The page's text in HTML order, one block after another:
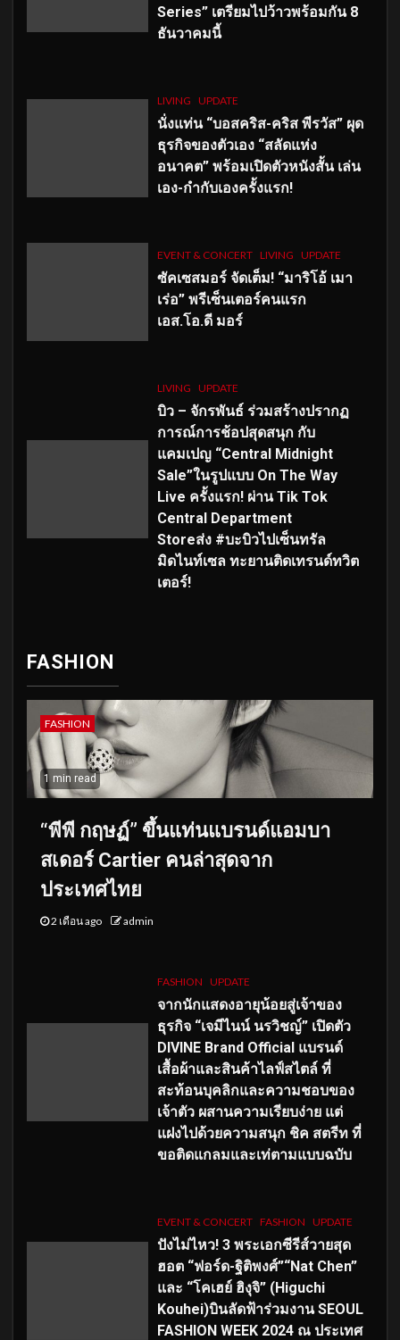
Series” เตรียมไปว้าวพร้อมกัน 8
ธันวาคมนี้
LIVING UPDATE
นั่งแท่น “บอสคริส-คริส พีรวัส” ผุด
ธุรกิจของตัวเอง “สลัดแห่ง
อนาคต” พร้อมเปิดตัวหนังสั้น เล่น
เอง-กำกับเองครั้งแรก!
EVENT & CONCERT LIVING UPDATE
ซัคเซสมอร์ จัดเต็ม! “มาริโอ้ เมา
เร่อ” พรีเซ็นเตอร์คนแรก
เอส.โอ.ดี มอร์
LIVING UPDATE
บิว – จักรพันธ์ ร่วมสร้างปรากฏ
การณ์การช้อปสุดสนุก กับ
แคมเปญ “Central Midnight
Sale”ในรูปแบบ On The Way
Live ครั้งแรก! ผ่าน Tik Tok
Central Department
Storeส่ง #บะบิวไปเซ็นทรัล
มิดไนท์เซล ทะยานติดเทรนด์ทวิต
เตอร์!
FASHION
FASHION
1 min read
“พีพี กฤษฏ์” ขึ้นแท่นแบรนด์แอมบา
สเดอร์ Cartier คนล่าสุดจาก
ประเทศไทย
2 เดือน ago admin
FASHION UPDATE
จากนักแสดงอายุน้อยสู่เจ้าของ
ธุรกิจ “เจมีไนน์ นรวิชญ์” เปิดตัว
DIVINE Brand Official แบรนด์
เสื้อผ้าและสินค้าไลฟ์สไตล์ ที่
สะท้อนบุคลิกและความชอบของ
เจ้าตัว ผสานความเรียบง่าย แต่
แฝงไปด้วยความสนุก ชิค สตรีท ที่
ขอติดแกลมและเท่ตามแบบฉบับ
EVENT & CONCERT FASHION UPDATE
ปังไม่ไหว! 3 พระเอกซีรีส์วายสุด
ฮอต “ฟอร์ด-ฐิติพงศ์”“Nat Chen”
และ “โคเฮย์ ฮิงุจิ” (Higuchi
Kouhei)บินลัดฟ้าร่วมงาน SEOUL
FASHION WEEK 2024 ณ ประเทศ